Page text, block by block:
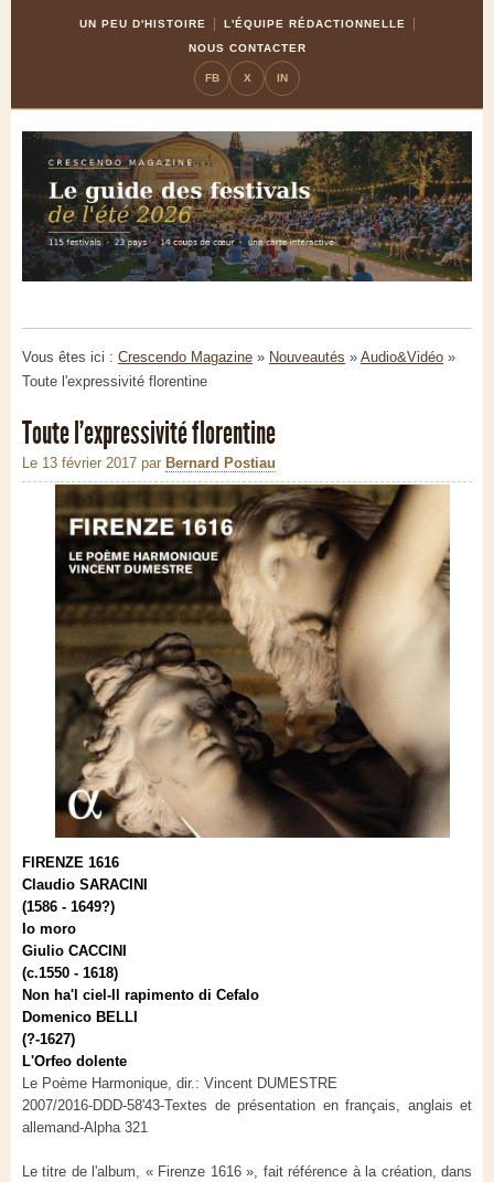
UN PEU D'HISTOIRE
L'ÉQUIPE RÉDACTIONNELLE
NOUS CONTACTER
FB X IN
Vous êtes ici : Crescendo Magazine » Nouveautés » Audio&Vidéo »
Toute l'expressivité florentine
Toute l'expressivité florentine
Le 13 février 2017 par Bernard Postiau
FIRENZE 1616
Claudio SARACINI
(1586 - 1649?)
Io moro
Giulio CACCINI
(c.1550 - 1618)
Non ha'l ciel-Il rapimento di Cefalo
Domenico BELLI
(?-1627)
L'Orfeo dolente
Le Poème Harmonique, dir.: Vincent DUMESTRE
2007/2016-DDD-58'43-Textes de présentation en français, anglais et
allemand-Alpha 321
Le titre de l'album, « Firenze 1616 », fait référence à la création, dans